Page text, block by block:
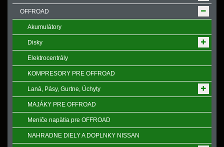
OFFROAD
Akumulátory
Disky
Elektrocentrály
KOMPRESORY PRE OFFROAD
Laná, Pásy, Gurtne, Úchyty
MAJÁKY PRE OFFROAD
Meniče napӓtia pre OFFROAD
NAHRADNE DIELY A DOPLNKY NISSAN